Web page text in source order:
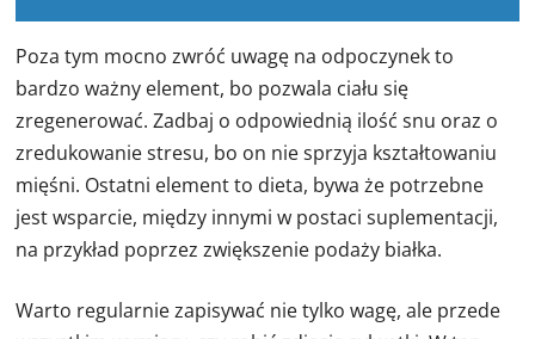
Poza tym mocno zwróć uwagę na odpoczynek to
bardzo ważny element, bo pozwala ciału się
zregenerować. Zadbaj o odpowiednią ilość snu oraz o
zredukowanie stresu, bo on nie sprzyja kształtowaniu
mięśni. Ostatni element to dieta, bywa że potrzebne
jest wsparcie, między innymi w postaci suplementacji,
na przykład poprzez zwiększenie podaży białka.
Warto regularnie zapisywać nie tylko wagę, ale przede